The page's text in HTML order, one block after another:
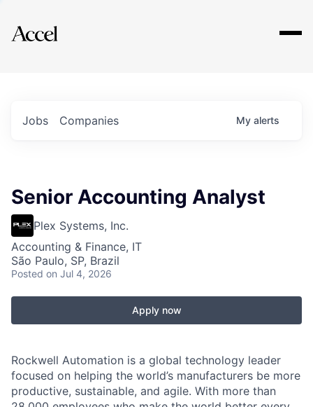
Explore
Jobs Companies My alerts
Senior Accounting Analyst
Plex Systems, Inc.
Accounting & Finance, IT
São Paulo, SP, Brazil
Posted on Jul 4, 2026
Apply now
Rockwell Automation is a global technology leader
focused on helping the world’s manufacturers be more
productive, sustainable, and agile. With more than